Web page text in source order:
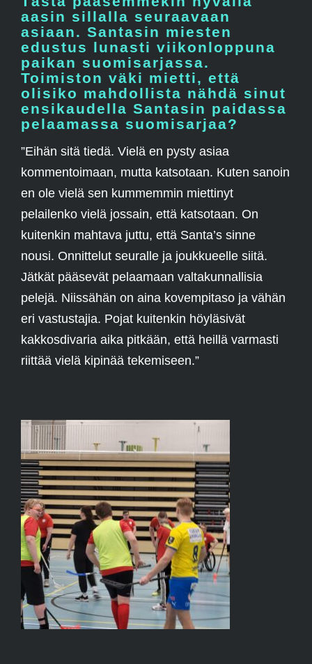
aasin sillalla seuraavaan
asiaan. Santasin miesten
edustus lunasti viikonloppuna
paikan suomisarjassa.
Toimiston väki mietti, että
olisiko mahdollista nähdä sinut
ensikaudella Santasin paidassa
pelaamassa suomisarjaa?
”Eihän sitä tiedä. Vielä en pysty asiaa
kommentoimaan, mutta katsotaan. Kuten sanoin
en ole vielä sen kummemmin miettinyt
pelailenko vielä jossain, että katsotaan. On
kuitenkin mahtava juttu, että Santa’s sinne
nousi. Onnittelut seuralle ja joukkueelle siitä.
Jätkät pääsevät pelaamaan valtakunnallisia
pelejä. Niissähän on aina kovempitaso ja vähän
eri vastustajia. Pojat kuitenkin höyläsivät
kakkosdivaria aika pitkään, että heillä varmasti
riittää vielä kipinää tekemiseen.”